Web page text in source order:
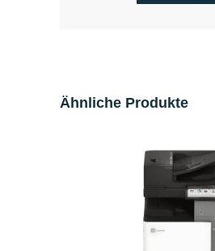
Ähnliche Produkte